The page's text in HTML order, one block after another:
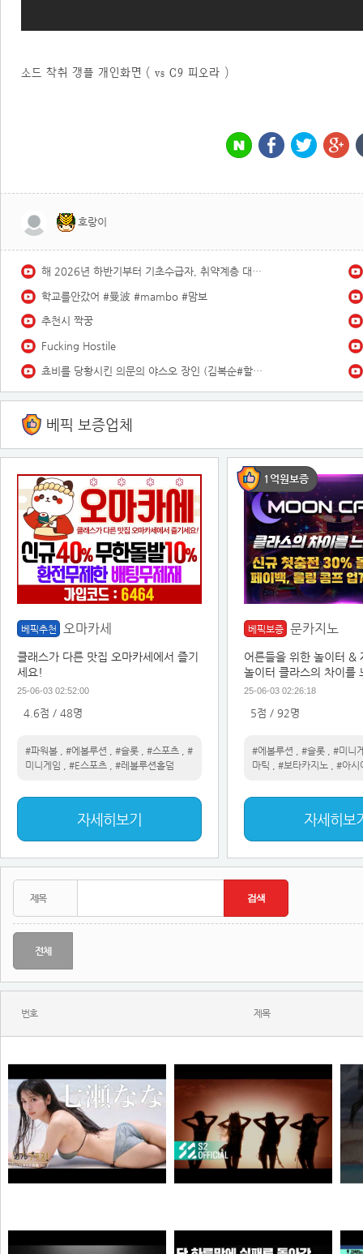
소드 착취 갱플 개인화면 ( vs C9 피오라 )
호랑이
해 2026년 하반기부터 기초수급자, 취약계층 대상 바뀌는 8가지!
학교를안갔어 #曼波 #mambo #맘보
추천시 짝꿍
Fucking Hostile
쵸비를 당황시킨 의문의 야스오 장인 (김복순#할머니)
베픽 보증업체
베픽추천 오마카세
클래스가 다른 맛집 오마카세에서 즐기
세요!
25-06-03 02:52:00
4.6점 / 48명
#파워볼 #에볼루션 #슬롯 #스포츠
#
미니게임
#E스포츠 #레볼루션홀덤
자세히보기
1억원보증
베픽보증 문카지노
어른들을 위한 놀이터 &
놀이터 클라스의 차이를
25-06-03 02:26:18
5점 / 92명
#에볼루션 #슬롯
#미니
마틱
#보타카지노 #아시
자세히보
전체
번호 제목
원빈해설위원